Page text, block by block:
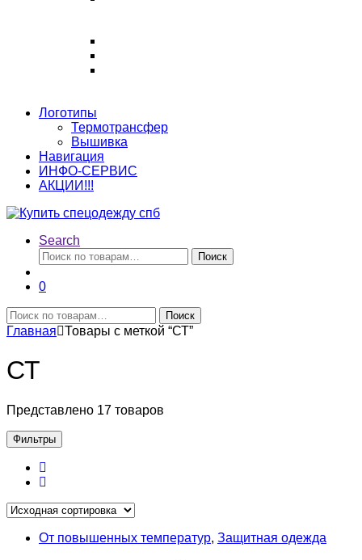
Логотипы
Термотрансфер
Вышивка
Навигация
ИНФО-СЕРВИС
АКЦИИ!!!
Search
Искать:
Поиск
0
Искать:
Поиск
Главная Товары с меткой “СТ”
СТ
Представлено 17 товаров
Фильтры
От повышенных температур, Защитная одежда